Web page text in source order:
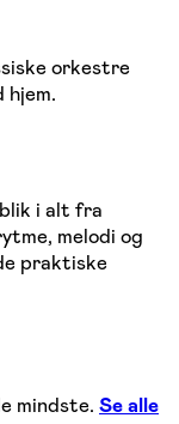
orkestre
i alt fra
melodi og
praktiske
mindste. Se alle